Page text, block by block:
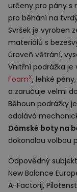
určeny pro pány s
pro běhání na
Svršek je vyroben
materiálů s
úroveň větrání,
Vnitřní podrážka
FoamX, lehké
a zaručuje velmi
Běhoun podrážky
odolává
Dámské boty na
dokonalou volbou
Odpovědný
New Balance
A-Factorij,